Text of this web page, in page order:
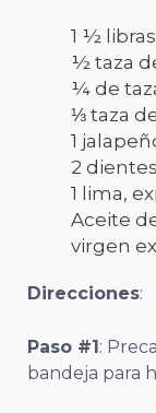
1 ½
½ taza
¼ de
⅓ taza
1
2
1 lima,
Aceite
virgen
Direcciones:
Paso #1:
bandeja para